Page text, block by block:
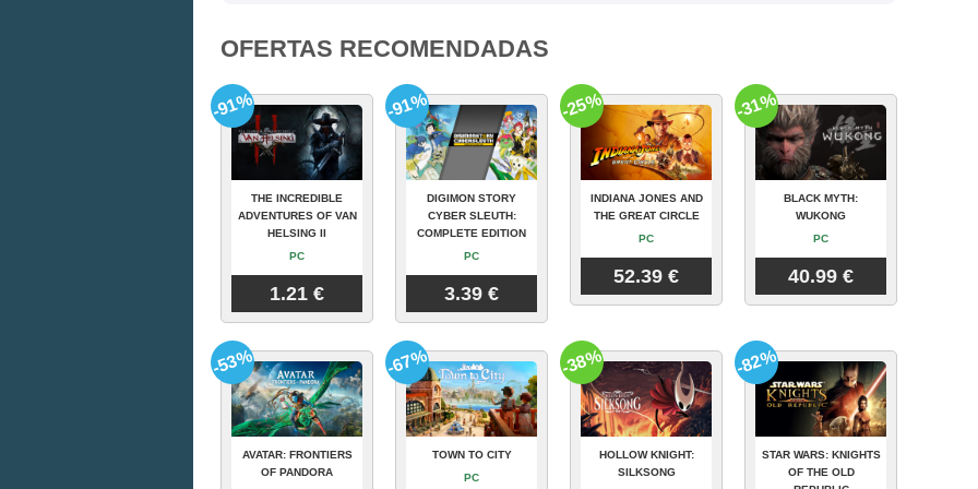
OFERTAS RECOMENDADAS
THE INCREDIBLE
ADVENTURES OF VAN
HELSING II
PC
1.21 €
-91%
DIGIMON STORY
CYBER SLEUTH:
COMPLETE EDITION
PC
3.39 €
-91%
INDIANA JONES AND
THE GREAT CIRCLE
PC
52.39 €
-25%
BLACK MYTH:
WUKONG
PC
40.99 €
-31%
AVATAR: FRONTIERS
OF PANDORA
-53%
TOWN TO CITY
PC
-67%
HOLLOW KNIGHT:
SILKSONG
-38%
STAR WARS: KNIGHTS
OF THE OLD
-82%